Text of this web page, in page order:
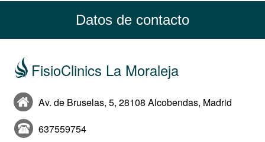
Datos de contacto
FisioClinics La Moraleja
Av. de Bruselas, 5, 28108 Alcobendas, Madrid
637559754